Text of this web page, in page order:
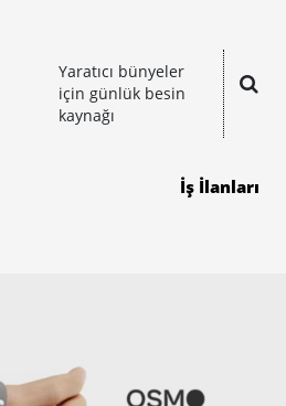
Yaratıcı bünyeler
için günlük besin
kaynağı
İş İlanları